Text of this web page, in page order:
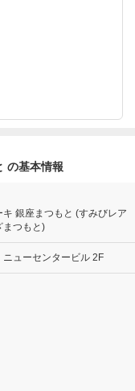
の基本情報
銀座まつもと (すみびレア
まつもと)
ューセンタービル 2F